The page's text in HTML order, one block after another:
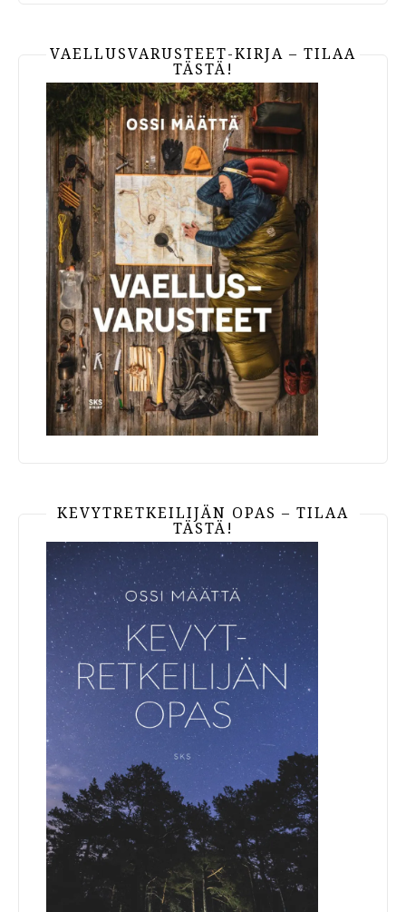
VAELLUSVARUSTEET-KIRJA – TILAA
TÄSTÄ!
KEVYTRETKEILIJÄN OPAS – TILAA
TÄSTÄ!